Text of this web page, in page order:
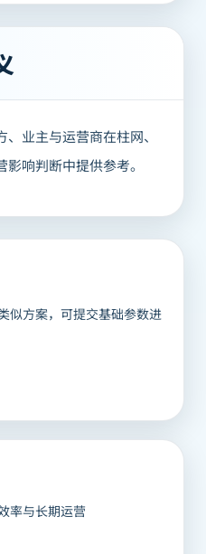
业主与运营商在柱网、
响判断中提供参考。
似方案，可提交基础参数进
率与长期运营